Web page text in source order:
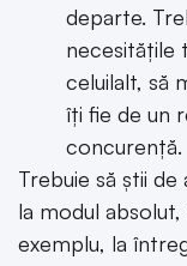
departe.
necesitățile
celuilalt, să
îți fie de un
concurență.
Trebuie să știi
la modul
exemplu, la